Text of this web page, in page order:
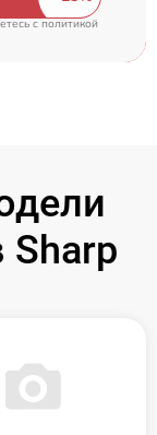
cполитикой